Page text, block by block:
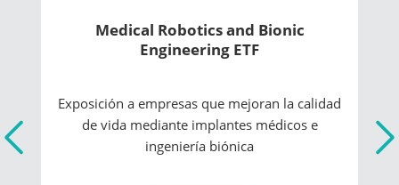
Genomics and Healthcare Innovators
ETF
tratamientos genómicos e impulsoras de
la digitalización